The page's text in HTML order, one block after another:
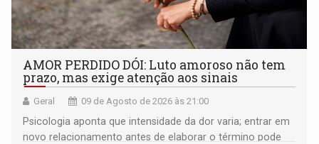
AMOR PERDIDO DÓI: Luto amoroso não tem
prazo, mas exige atenção aos sinais
Geral 09 de Agosto de 2026 às 21:00
Psicologia aponta que intensidade da dor varia; entrar em
novo relacionamento antes de elaborar o término pode